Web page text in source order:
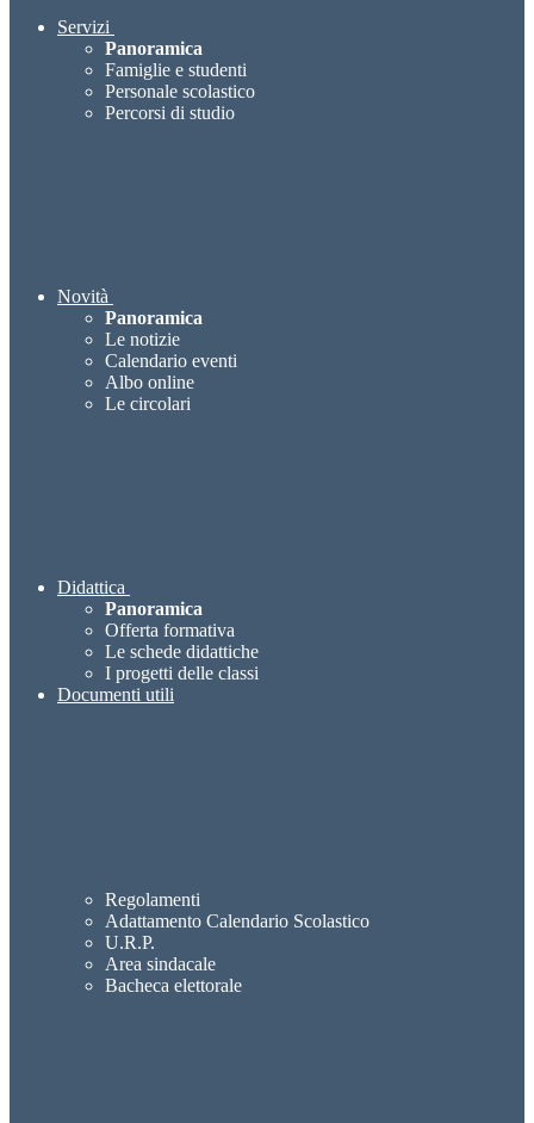
Servizi
Panoramica
Famiglie e studenti
Personale scolastico
Percorsi di studio
Novità
Panoramica
Le notizie
Calendario eventi
Albo online
Le circolari
Didattica
Panoramica
Offerta formativa
Le schede didattiche
I progetti delle classi
Documenti utili
Regolamenti
Adattamento Calendario Scolastico
U.R.P.
Area sindacale
Bacheca elettorale